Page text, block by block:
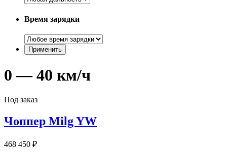
Время зарядки
0 — 40 км/ч
Под заказ
Чоппер Milg YW
468 450 ₽